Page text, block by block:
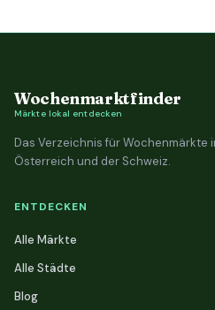
Wochenmarktfinder
Märkte lokal entdecken
Das Verzeichnis für Wochenmärkte
Österreich und der Schweiz.
ENTDECKEN
Alle Märkte
Alle Städte
Blog